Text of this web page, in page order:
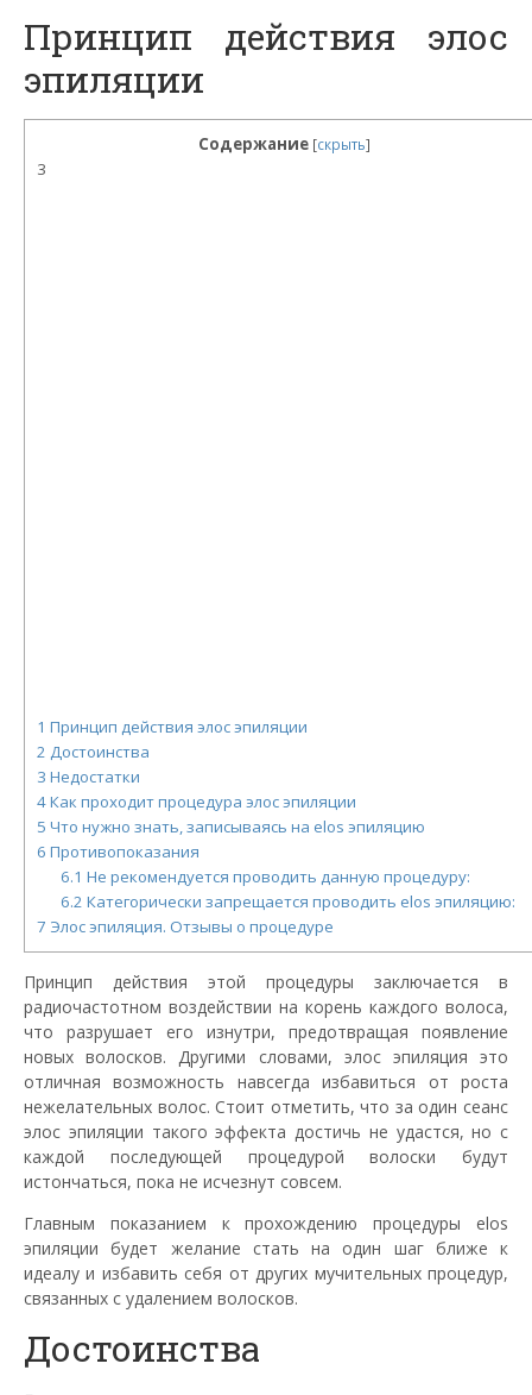
Принцип действия элос
эпиляции
Содержание [скрыть]
3
1 Принцип действия элос эпиляции
2 Достоинства
3 Недостатки
4Как проходит процедура элос эпиляции
5 Что нужно знать, записываясь на elos эпиляцию
6 Противопоказания
6.1 Не рекомендуется проводить данную процедуру:
6.2 Категорически запрещается проводить elos эпиляцию:
7 Элос эпиляция. Отзывы о процедуре
Принцип действия этой процедуры заключается в
радиочастотном воздействии на корень каждого волоса,
что разрушает его изнутри, предотвращая появление
новых волосков. Другими словами, элосэпиляция это
отличная возможность навсегда избавиться от роста
нежелательных волос. Стоит отметить, что за один сеанс
элос эпиляции такого эффекта достичь не удастся, но с
каждой последующей процедурой волоски будут
истончаться, пока не исчезнут совсем.
Главным показанием к прохождению процедуры elos
эпиляции будет желание стать на один шаг ближе к
идеалу и избавить себя от других мучительных процедур,
связанных с удалением волосков.
Достоинства